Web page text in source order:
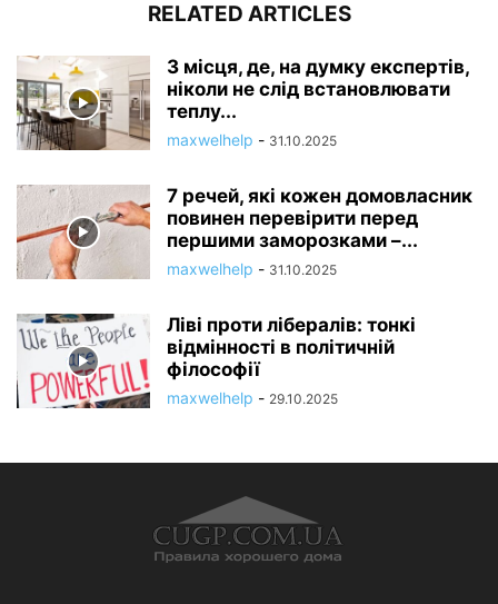
RELATED ARTICLES
3 місця, де, на думку експертів,
ніколи не слід встановлювати
теплу...
maxwelhelp - 31.10.2025
7 речей, які кожен домовласник
повинен перевірити перед
першими заморозками –...
maxwelhelp - 31.10.2025
Ліві проти лібералів: тонкі
відмінності в політичній
філософії
maxwelhelp - 29.10.2025